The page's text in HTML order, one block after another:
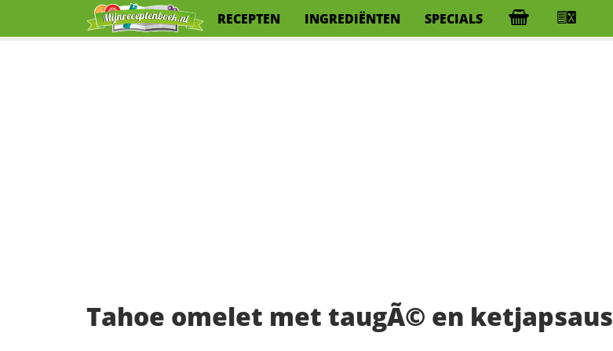
RECEPTEN INGREDIËNTEN SPECIALS
Tahoe omelet met taugÃ© en ketjapsaus